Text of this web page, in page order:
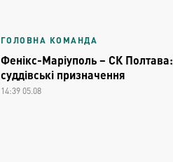
ГОЛОВНА КОМАНДА
Фенікс-Маріуполь – СК Полтава:
суддівські призначення
14:39 05.08